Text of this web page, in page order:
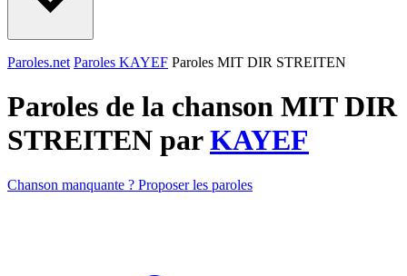
Paroles.net Paroles KAYEF Paroles MIT DIR STREITEN
Paroles de la chanson MIT DIR
STREITEN parKAYEF
Chanson manquante ? Proposer les paroles